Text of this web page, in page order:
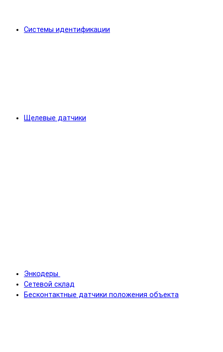
Системы идентификации
Щелевые датчики
Энкодеры
Сетевой склад
Бесконтактные датчики положения объекта